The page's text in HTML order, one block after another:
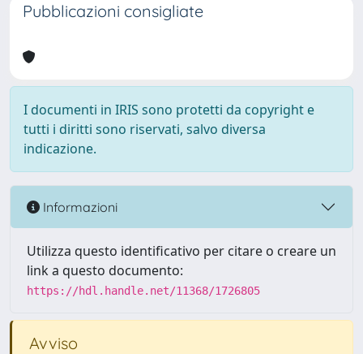
Pubblicazioni consigliate
I documenti in IRIS sono protetti da copyright e
tutti i diritti sono riservati, salvo diversa
indicazione.
Informazioni
Utilizza questo identificativo per citare o creare un
link a questo documento:
https://hdl.handle.net/11368/1726805
Avviso